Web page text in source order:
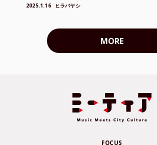
2025.1.16 ヒラバヤシ
MORE
FOCUS